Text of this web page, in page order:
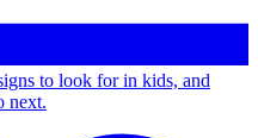
to look for in kids, and
next.